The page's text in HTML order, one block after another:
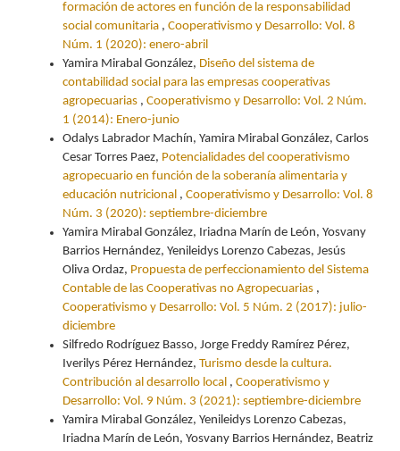
formación de actores en función de la responsabilidad
social comunitaria , Cooperativismo y Desarrollo: Vol. 8
Núm. 1 (2020): enero-abril
Yamira Mirabal González, Diseño del sistema de
contabilidad social para las empresas cooperativas
agropecuarias , Cooperativismo y Desarrollo: Vol. 2 Núm.
1 (2014): Enero-junio
Odalys Labrador Machín, Yamira Mirabal González, Carlos
Cesar Torres Paez, Potencialidades del cooperativismo
agropecuario en función de la soberanía alimentaria y
educación nutricional , Cooperativismo y Desarrollo: Vol. 8
Núm. 3 (2020): septiembre-diciembre
Yamira Mirabal González, Iriadna Marín de León, Yosvany
Barrios Hernández, Yenileidys Lorenzo Cabezas, Jesús
Oliva Ordaz, Propuesta de perfeccionamiento del Sistema
Contable de las Cooperativas no Agropecuarias ,
Cooperativismo y Desarrollo: Vol. 5 Núm. 2 (2017): julio-
diciembre
Silfredo Rodríguez Basso, Jorge Freddy Ramírez Pérez,
Iverilys Pérez Hernández, Turismo desde la cultura.
Contribución al desarrollo local , Cooperativismo y
Desarrollo: Vol. 9 Núm. 3 (2021): septiembre-diciembre
Yamira Mirabal González, Yenileidys Lorenzo Cabezas,
Iriadna Marín de León, Yosvany Barrios Hernández, Beatriz